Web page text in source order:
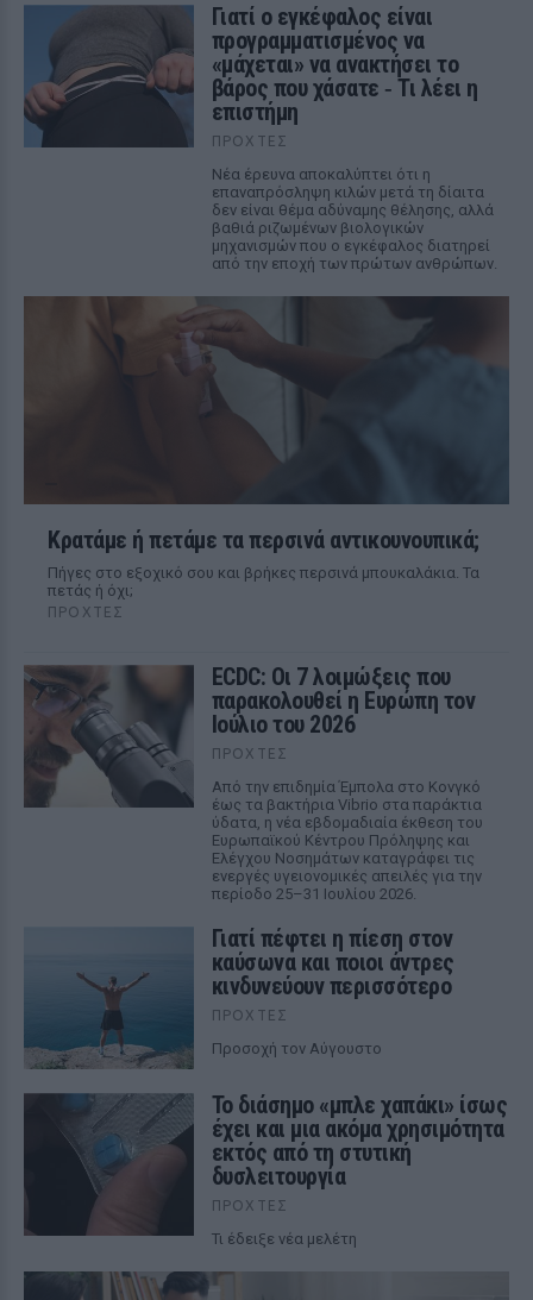
Γιατί ο εγκέφαλος είναι
προγραμματισμένος να
«μάχεται» να ανακτήσει το
βάρος που χάσατε ‑ Τι λέει η
επιστήμη
ΠΡΟΧΤΈΣ
Νέα έρευνα αποκαλύπτει ότι η
επαναπρόσληψη κιλών μετά τη δίαιτα
δεν είναι θέμα αδύναμης θέλησης, αλλά
βαθιά ριζωμένων βιολογικών
μηχανισμών που ο εγκέφαλος διατηρεί
από την εποχή των πρώτων ανθρώπων.
Κρατάμε ή πετάμε τα περσινά αντικουνουπικά;
Πήγες στο εξοχικό σου και βρήκες περσινά μπουκαλάκια. Τα
πετάς ή όχι;
ΠΡΟΧΤΈΣ
ECDC: Οι 7 λοιμώξεις που
παρακολουθεί η Ευρώπη τον
Ιούλιο του 2026
ΠΡΟΧΤΈΣ
Από την επιδημία Έμπολα στο Κονγκό
έως τα βακτήρια Vibrio στα παράκτια
ύδατα, η νέα εβδομαδιαία έκθεση του
Ευρωπαϊκού Κέντρου Πρόληψης και
Ελέγχου Νοσημάτων καταγράφει τις
ενεργές υγειονομικές απειλές για την
περίοδο 25–31 Ιουλίου 2026.
Γιατί πέφτει η πίεση στον
καύσωνα και ποιοι άντρες
κινδυνεύουν περισσότερο
ΠΡΟΧΤΈΣ
Προσοχή τον Αύγουστο
Το διάσημο «μπλε χαπάκι» ίσως
έχει και μια ακόμα χρησιμότητα
εκτός από τη στυτική
δυσλειτουργία
ΠΡΟΧΤΈΣ
Τι έδειξε νέα μελέτη